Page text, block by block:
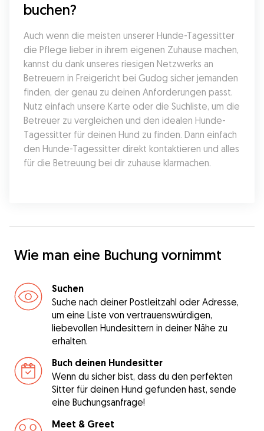
buchen?
Auch wenn die meisten unserer Hunde-Tagessitter
die Pflege lieber in ihrem eigenen Zuhause machen,
kannst du dank unseres riesigen Netzwerks an
Betreuern in Freigericht bei Gudog sicher jemanden
finden, der genau zu deinen Anforderungen passt.
Nutz einfach unsere Karte oder die Suchliste, um die
Betreuer zu vergleichen und den idealen Hunde-
Tagessitter für deinen Hund zu finden. Dann einfach
den Hunde-Tagessitter direkt kontaktieren und alles
für die Betreuung bei dir zuhause klarmachen.
Wie man eine Buchung vornimmt
Suchen
Suche nach deiner Postleitzahl oder Adresse,
um eine Liste von vertrauenswürdigen,
liebevollen Hundesittern in deiner Nähe zu
erhalten.
Buch deinen Hundesitter
Wenn du sicher bist, dass du den perfekten
Sitter für deinen Hund gefunden hast, sende
eine Buchungsanfrage!
Meet & Greet